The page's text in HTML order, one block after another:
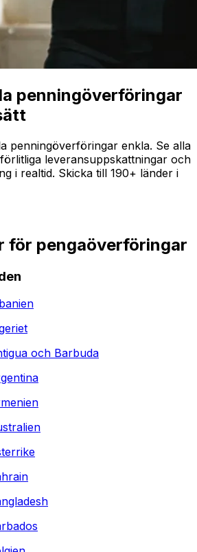
penningöverföringar
penningöverföringar enkla. Se alla
leveransuppskattningar och
i realtid. Skicka till 190+ länder i
för pengaöverföringar
och Barbuda